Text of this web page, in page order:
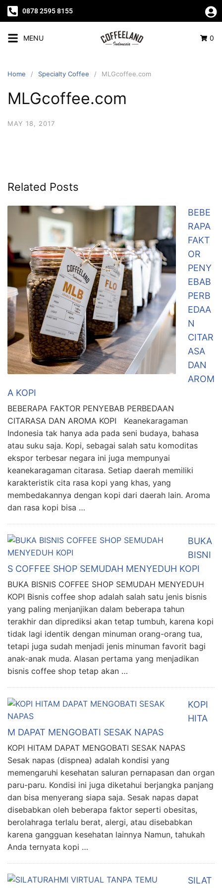
0878 2595 8155
MENU 0
Home Specialty Coffee MLGcoffee.com
MLGcoffee.com
MAY 18, 2017
Related Posts
BEBE
RAPA
FAKT
OR
PENY
EBAB
PERB
EDAA
N
CITAR
ASA
DAN
AROM
A KOPI
BEBERAPA FAKTOR PENYEBAB PERBEDAAN
CITARASA DAN AROMA KOPI Keanekaragaman
Indonesia tak hanya ada pada seni budaya, bahasa
atau suku saja. Kopi, sebagai salah satu komoditas
ekspor terbesar negara ini juga mempunyai
keanekaragaman citarasa. Setiap daerah memiliki
karakteristik cita rasa kopi yang khas, yang
membedakannya dengan kopi dari daerah lain. Aroma
dan rasa kopi bisa …
BUKA
BISNI
S COFFEE SHOP SEMUDAH MENYEDUH KOPI
BUKA BISNIS COFFEE SHOP SEMUDAH MENYEDUH
KOPI Bisnis coffee shop adalah salah satu jenis bisnis
yang paling menjanjikan dalam beberapa tahun
terakhir dan diprediksi akan tetap tumbuh, karena kopi
tidak lagi identik dengan minuman orang-orang tua,
tetapi juga sudah menjadi jenis minuman favorit bagi
anak-anak muda. Alasan pertama yang menjadikan
bisnis coffee shop tetap akan …
KOPI
HITA
M DAPAT MENGOBATI SESAK NAPAS
KOPI HITAM DAPAT MENGOBATI SESAK NAPAS
Sesak napas (dispnea) adalah kondisi yang
memengaruhi kesehatan saluran pernapasan dan organ
paru-paru. Kondisi ini juga diketahui berjangka panjang
dan bisa menyerang siapa saja. Sesak napas dapat
disebabkan oleh beberapa faktor seperti obesitas,
berolahraga terlalu berat, alergi, atau disebabkan
karena gangguan kesehatan lainnya Namun, tahukah
Anda ternyata kopi …
SILAT